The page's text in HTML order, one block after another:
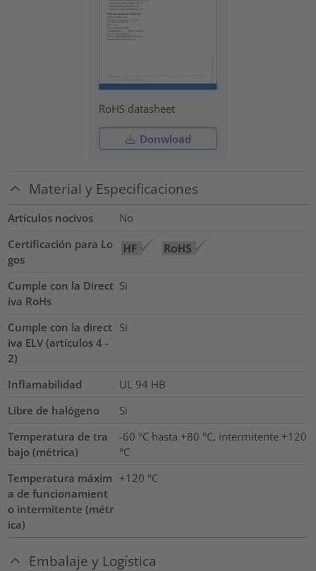
RoHS datasheet
Donwload
Material y Especificaciones
Artículos nocivos
No
Certificación para Lo
gos
Cumple con la Direct
iva RoHs
Si
Cumple con la direct
iva ELV (artículos 4 -
2)
Si
Inflamabilidad
UL 94 HB
Libre de halógeno
Si
Temperatura de tra
bajo (métrica)
-60 °C hasta +80 °C, intermitente +120
°C
Temperatura máxim
a de funcionamient
o intermitente (métr
ica)
+120 °C
Embalaje y Logística